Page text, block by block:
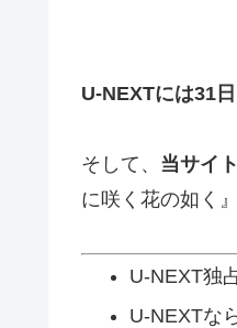
U-NEXTには31
そして、 当サイ
に咲く花の如く
U-NEXT独
U-NEXTな